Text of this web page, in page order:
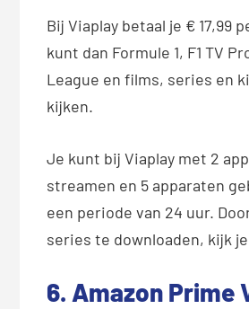
Bij Viaplay betaal je € 17,99
kunt dan Formule 1, F1 TV
League en films, series en
kijken.
Je kunt bij Viaplay met 2
streamen en 5 apparaten
een periode van 24 uur.
series te downloaden, kijk
6. Amazon Prime